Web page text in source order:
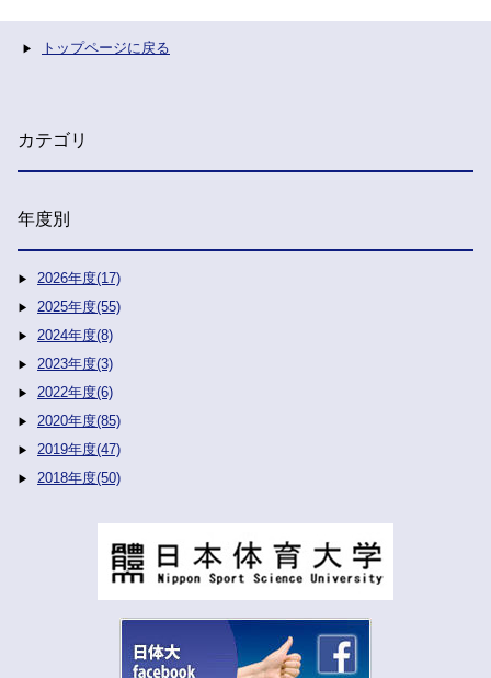
トップページに戻る
カテゴリ
年度別
2026年度(17)
2025年度(55)
2024年度(8)
2023年度(3)
2022年度(6)
2020年度(85)
2019年度(47)
2018年度(50)